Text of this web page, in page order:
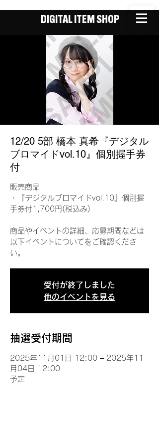
DIGITAL ITEM SHOP
12/20 5部 橋本 真希『デジタル
ブロマイドvol.10』個別握手券
付
販売商品
・『デジタルブロマイドvol.10』個別握
手券付1,700円(税込み)
商品やイベントの詳細、応募期間などは
以下イベントについてをご確認くださ
い。
受付が終了しました
他のイベントを見る
抽選受付期間
2025年11月01日 12:00 – 2025年11
月04日 12:00
予定